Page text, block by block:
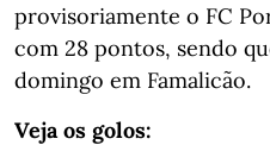
provisoriamente o FC
com 28 pontos, sendo
domingo em Famalicão.
Veja os golos: